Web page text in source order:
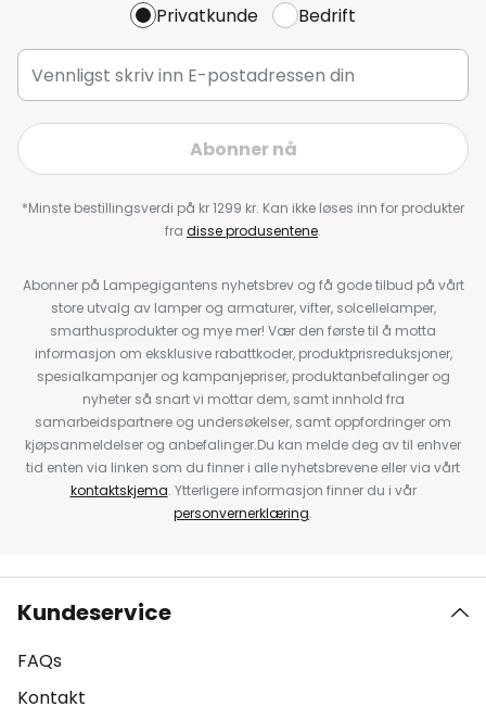
Privatkunde Bedrift
Abonner nå
*Minste bestillingsverdi på kr 1299 kr. Kan ikke løses inn for produkter
fra disse produsentene.
Abonner på Lampegigantens nyhetsbrev og få gode tilbud på vårt
store utvalg av lamper og armaturer, vifter, solcellelamper,
smarthusprodukter og mye mer! Vær den første til å motta
informasjon om eksklusive rabattkoder, produktprisreduksjoner,
spesialkampanjer og kampanjepriser, produktanbefalinger og
nyheter så snart vi mottar dem, samt innhold fra
samarbeidspartnere og undersøkelser, samt oppfordringer om
kjøpsanmeldelser og anbefalinger.Du kan melde deg av til enhver
tid enten via linken som du finner i alle nyhetsbrevene eller via vårt
kontaktskjema. Ytterligere informasjon finner du i vår
personvernerklæring.
Kundeservice
FAQs
Kontakt